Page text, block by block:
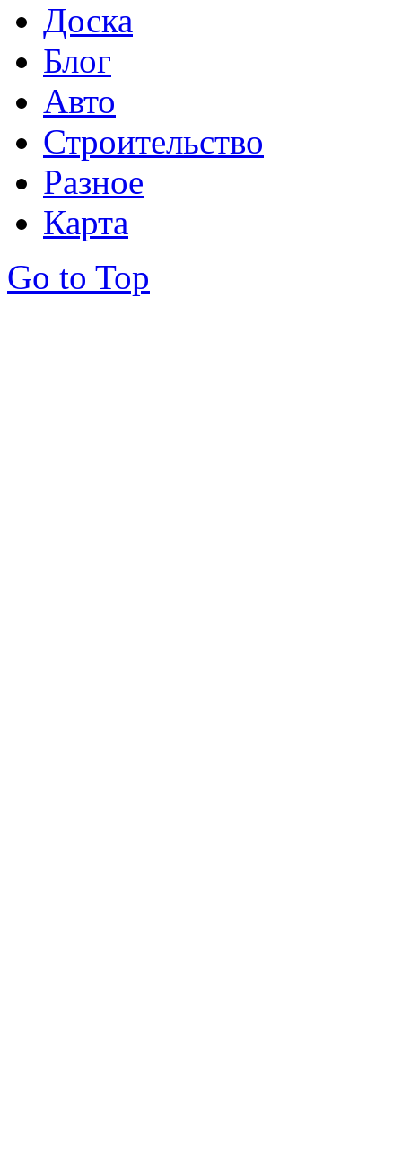
Доска
Блог
Авто
Строительство
Разное
Карта
Go to Top